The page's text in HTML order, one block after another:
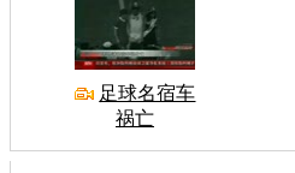
足球名宿车
祸亡